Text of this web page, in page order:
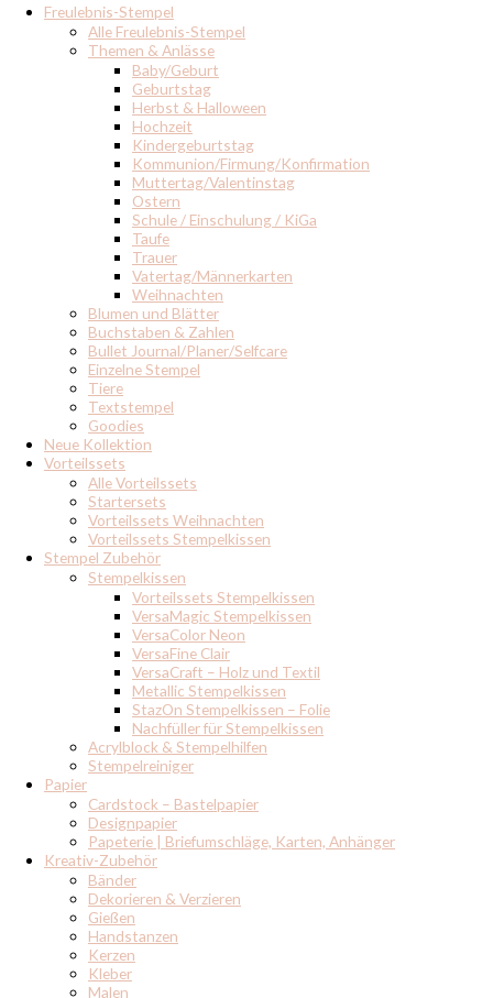
Freulebnis-Stempel
Alle Freulebnis-Stempel
Themen & Anlässe
Baby/Geburt
Geburtstag
Herbst & Halloween
Hochzeit
Kindergeburtstag
Kommunion/Firmung/Konfirmation
Muttertag/Valentinstag
Ostern
Schule / Einschulung / KiGa
Taufe
Trauer
Vatertag/Männerkarten
Weihnachten
Blumen und Blätter
Buchstaben & Zahlen
Bullet Journal/Planer/Selfcare
Einzelne Stempel
Tiere
Textstempel
Goodies
Neue Kollektion
Vorteilssets
Alle Vorteilssets
Startersets
Vorteilssets Weihnachten
Vorteilssets Stempelkissen
Stempel Zubehör
Stempelkissen
Vorteilssets Stempelkissen
VersaMagic Stempelkissen
VersaColor Neon
VersaFine Clair
VersaCraft – Holz und Textil
Metallic Stempelkissen
StazOn Stempelkissen – Folie
Nachfüller für Stempelkissen
Acrylblock & Stempelhilfen
Stempelreiniger
Papier
Cardstock – Bastelpapier
Designpapier
Papeterie | Briefumschläge, Karten, Anhänger
Kreativ-Zubehör
Bänder
Dekorieren & Verzieren
Gießen
Handstanzen
Kerzen
Kleber
Malen